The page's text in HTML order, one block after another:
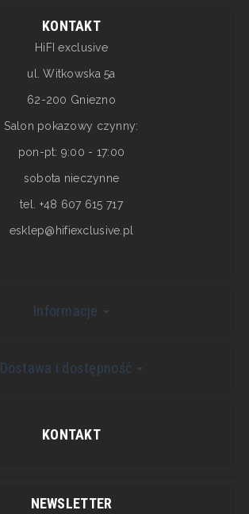
KONTAKT
HiFI exclusive
ul. Witkowska 5a
62-200 Gniezno
Salon pokazowy czynny:
pon-pt: 9:00 - 17:00
sobota nieczynne
tel. +48 607 615 717
esklep@hifiexclusive.pl
Informacje
Dostawa i dostępność
KONTAKT
NEWSLETTER